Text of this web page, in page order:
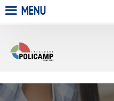
A FACULDADE
MENU